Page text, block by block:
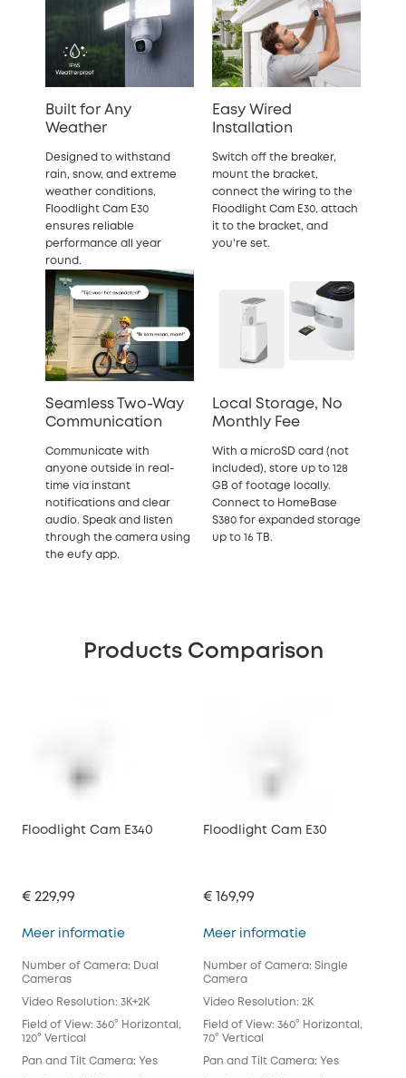
Built for Any
Weather
Designed to withstand
rain, snow, and extreme
weather conditions,
Floodlight Cam E30
ensures reliable
performance all year
round.
Easy Wired
Installation
Switch off the breaker,
mount the bracket,
connect the wiring to the
Floodlight Cam E30, attach
it to the bracket, and
you're set.
Seamless Two-Way
Communication
Communicate with
anyone outside in real-
time via instant
notifications and clear
audio. Speak and listen
through the camera using
the eufy app.
Local Storage, No
Monthly Fee
With a microSD card (not
included), store up to 128
GB of footage locally.
Connect to HomeBase
S380 for expanded storage
up to 16 TB.
Products Comparison
Floodlight Cam E340
€ 229,99
Meer informatieFloodlight Cam E340
Number of Camera: Dual
Cameras
Video Resolution: 3K+2K
Field of View: 360° Horizontal,
120° Vertical
Pan and Tilt Camera: Yes
Floodlight Cam E30
€ 169,99
Meer informatieFloodlight Cam
Number of Camera: Single
Camera
Video Resolution: 2K
Field of View: 360° Horizontal,
70° Vertical
Pan and Tilt Camera: Yes